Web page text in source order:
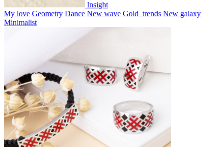
Insight
My love Geometry Dance New wave Gold_trends New galaxy
Minimalist